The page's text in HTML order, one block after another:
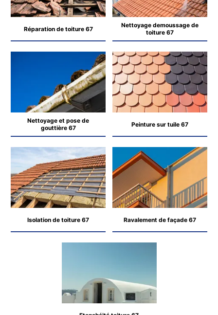
Réparation de toiture 67
Nettoyage demoussage de
toiture 67
Nettoyage et pose de
gouttière 67
Peinture sur tuile 67
Isolation de toiture 67 Ravalement de façade 67